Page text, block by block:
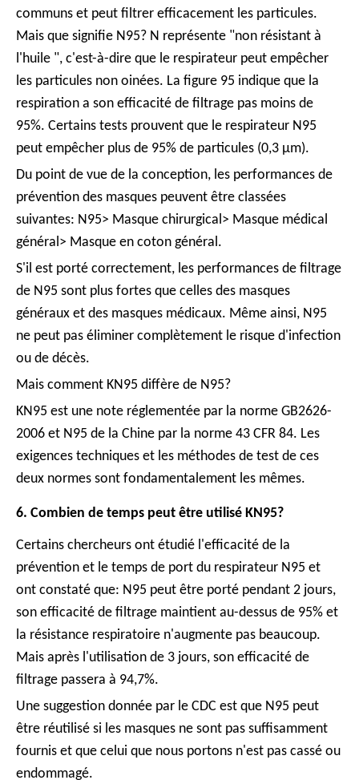
communs et peut filtrer efficacement les particules.
Mais que signifie N95? N représente "non résistant à
l'huile ", c'est-à-dire que le respirateur peut empêcher
les particules non oinées. La figure 95 indique que la
respiration a son efficacité de filtrage pas moins de
95%. Certains tests prouvent que le respirateur N95
peut empêcher plus de 95% de particules (0,3 μm).
Du point de vue de la conception, les performances de
prévention des masques peuvent être classées
suivantes: N95> Masque chirurgical> Masque médical
général> Masque en coton général.
S'il est porté correctement, les performances de filtrage
de N95 sont plus fortes que celles des masques
généraux et des masques médicaux. Même ainsi, N95
ne peut pas éliminer complètement le risque d'infection
ou de décès.
Mais comment KN95 diffère de N95?
KN95 est une note réglementée par la norme GB2626-
2006 et N95 de la Chine par la norme 43 CFR 84. Les
exigences techniques et les méthodes de test de ces
deux normes sont fondamentalement les mêmes.
6. Combien de temps peut être utilisé KN95?
Certains chercheurs ont étudié l'efficacité de la
prévention et le temps de port du respirateur N95 et
ont constaté que: N95 peut être porté pendant 2 jours,
son efficacité de filtrage maintient au-dessus de 95% et
la résistance respiratoire n'augmente pas beaucoup.
Mais après l'utilisation de 3 jours, son efficacité de
filtrage passera à 94,7%.
Une suggestion donnée par le CDC est que N95 peut
être réutilisé si les masques ne sont pas suffisamment
fournis et que celui que nous portons n'est pas cassé ou
endommagé.